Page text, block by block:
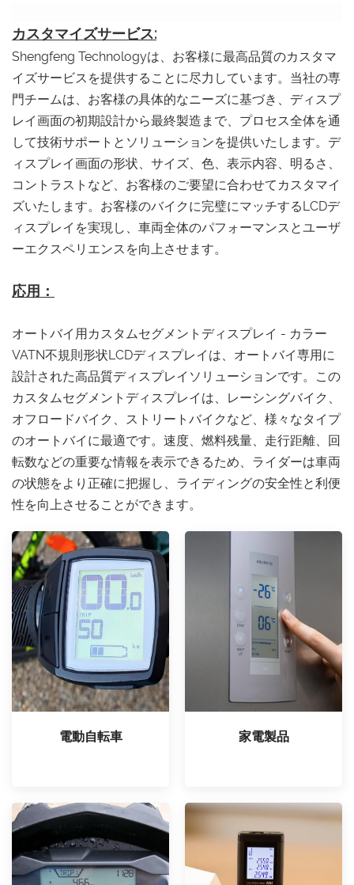
カスタマイズサービス:
Shengfeng Technologyは、お客様に最高品質のカスタマ
イズサービスを提供することに尽力しています。当社の専
門チームは、お客様の具体的なニーズに基づき、ディスプ
レイ画面の初期設計から最終製造まで、プロセス全体を通
して技術サポートとソリューションを提供いたします。デ
ィスプレイ画面の形状、サイズ、色、表示内容、明るさ、
コントラストなど、お客様のご要望に合わせてカスタマイ
ズいたします。お客様のバイクに完璧にマッチするLCDデ
ィスプレイを実現し、車両全体のパフォーマンスとユーザ
ーエクスペリエンスを向上させます。
応用：
オートバイ用カスタムセグメントディスプレイ - カラー
VATN不規則形状LCDディスプレイは、オートバイ専用に
設計された高品質ディスプレイソリューションです。この
カスタムセグメントディスプレイは、レーシングバイク、
オフロードバイク、ストリートバイクなど、様々なタイプ
のオートバイに最適です。速度、燃料残量、走行距離、回
転数などの重要な情報を表示できるため、ライダーは車両
の状態をより正確に把握し、ライディングの安全性と利便
性を向上させることができます。
電動自転車 家電製品